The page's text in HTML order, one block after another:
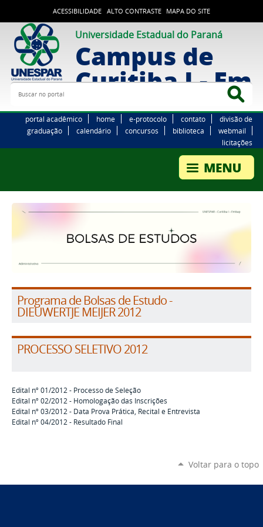
ACESSIBILIDADE ALTO CONTRASTE MAPA DO SITE
Universidade Estadual do Paraná
Campus de
Curitiba I -
Buscar no portal
portal acadêmico home e-protocolo contato
divisão de
graduação
calendário concursos biblioteca
webmail
licitações
Programa de Bolsas de Estudo -
DIEUWERTJE MEIJER 2012
PROCESSO SELETIVO 2012
Edital nº 01/2012 - Processo de Seleção
Edital nº 02/2012 - Homologação das Inscrições
Edital nº 03/2012 - Data Prova Prática, Recital e Entrevista
Edital nº 04/2012 - Resultado Final
Voltar para o topo